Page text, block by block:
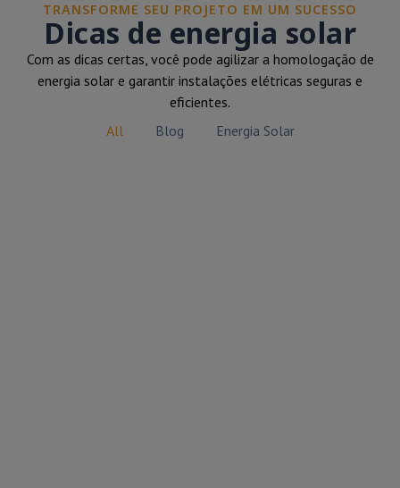
TRANSFORME SEU PROJETO EM UM SUCESSO
Dicas de energia solar
Com as dicas certas, você pode agilizar a homologação de
energia solar e garantir instalações elétricas seguras e
eficientes.
All
Blog Energia Solar